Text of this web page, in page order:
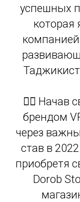
успешных
которая
🏋️‍♂️ Начав
брендом
через
став в
приобретя
Dorob